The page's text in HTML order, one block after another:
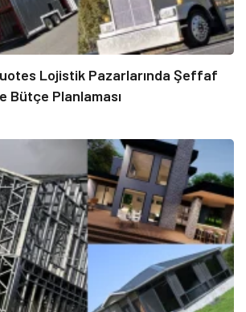
Lojistik Pazarlarında Şeffaf
Bütçe Planlaması